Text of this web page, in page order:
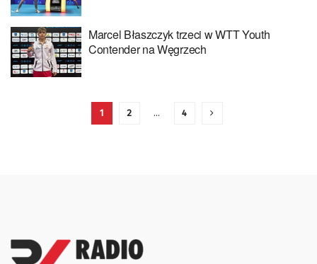
Marcel Błaszczyk trzeci w WTT Youth
Contender na Węgrzech
1 2 … 4